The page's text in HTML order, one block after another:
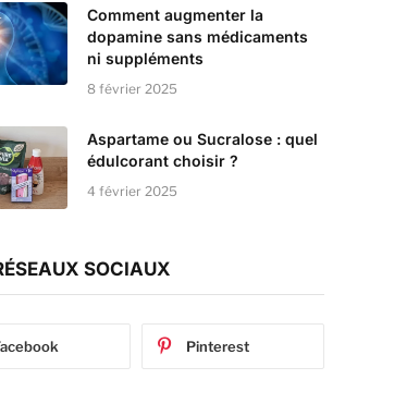
Comment augmenter la
dopamine sans médicaments
ni suppléments
8 février 2025
Aspartame ou Sucralose : quel
édulcorant choisir ?
4 février 2025
SOCIAUX
Pinterest